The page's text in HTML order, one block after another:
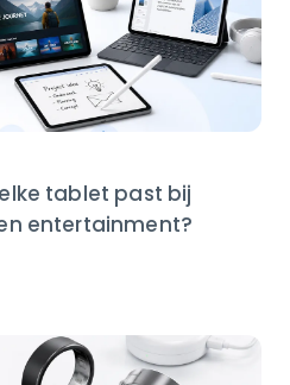
tablet past bij
entertainment?